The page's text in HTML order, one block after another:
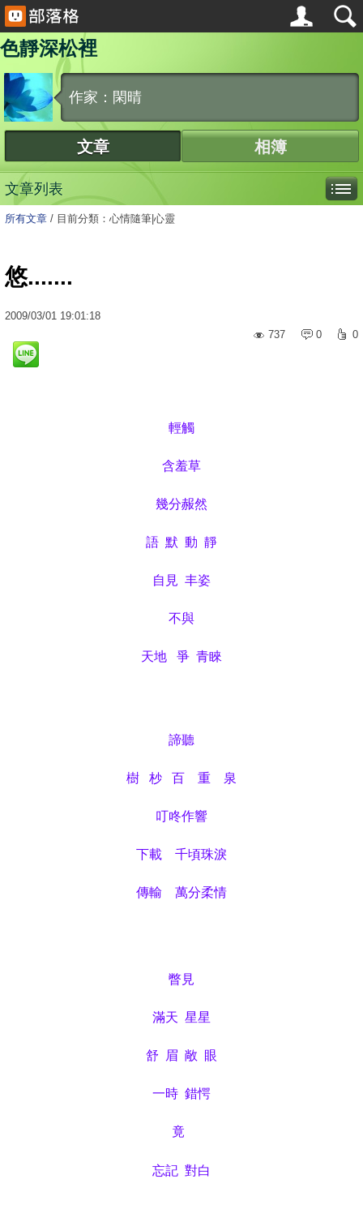
色靜深松裡
作家：閑晴
文章 相簿
文章列表
所有文章 / 目前分類：心情隨筆|心靈
悠.......
2009/03/01 19:01:18
737
0 0
輕觸
含羞草
幾分赧然
語 默 動 靜
自見 丰姿
不與
天地 爭 青睞
諦聽
樹 杪 百 重 泉
叮咚作響
下載 千頃珠淚
傳輸 萬分柔情
瞥見
滿天 星星
舒 眉 敞 眼
一時 錯愕
竟
忘記 對白